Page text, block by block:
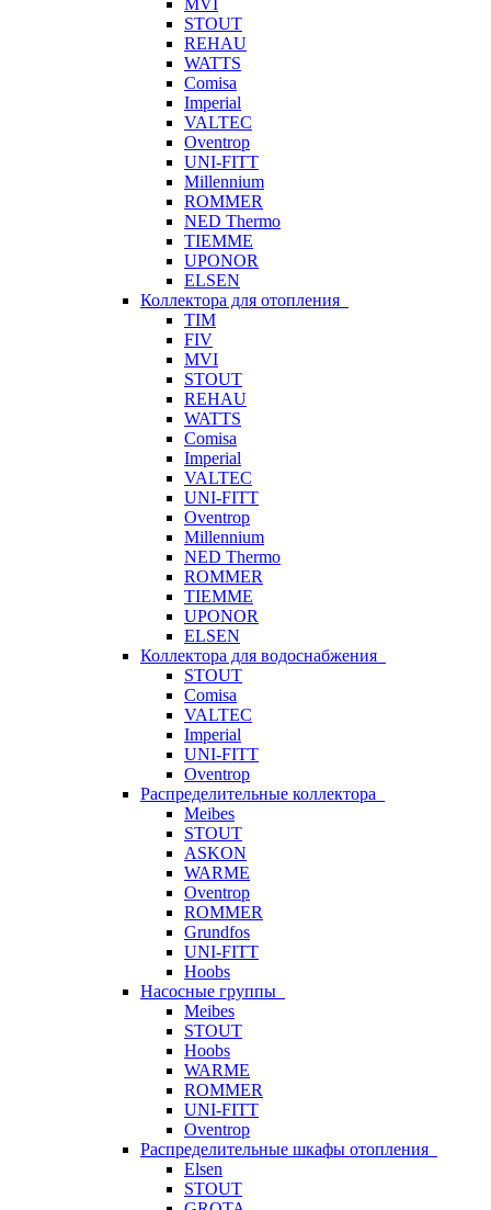
MVI
STOUT
REHAU
WATTS
Comisa
Imperial
VALTEC
Oventrop
UNI-FITT
Millennium
ROMMER
NED Thermo
TIEMME
UPONOR
ELSEN
Коллектора для отопления
TIM
FIV
MVI
STOUT
REHAU
WATTS
Comisa
Imperial
VALTEC
UNI-FITT
Oventrop
Millennium
NED Thermo
ROMMER
TIEMME
UPONOR
ELSEN
Коллектора для водоснабжения
STOUT
Comisa
VALTEC
Imperial
UNI-FITT
Oventrop
Распределительные коллектора
Meibes
STOUT
ASKON
WARME
Oventrop
ROMMER
Grundfos
UNI-FITT
Hoobs
Насосные группы
Meibes
STOUT
Hoobs
WARME
ROMMER
UNI-FITT
Oventrop
Распределительные шкафы отопления
Elsen
STOUT